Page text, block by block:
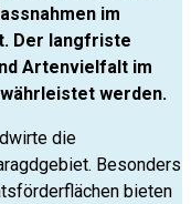
im
Der langfriste
Artenvielfalt im
werden.
die
Besonders
bieten